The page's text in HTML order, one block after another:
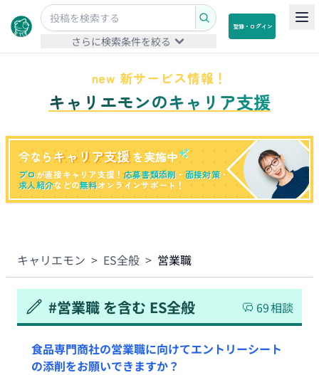
さらに検索条件を絞る
登録・ログイン
new 新サービス情報！
キャリエモンのキャリア支援
今なら キャリア支援 を実施中
プロが直接キャリア支援！応募書類添削 ・ 面接対策・
求人紹介などの無料オンラインサポート！
キャリエモン > ES全般 > 営業職
#営業職 を含む ES全般 69相談
食品専門商社の営業職に向けてエントリーシート
の添削をお願いできますか？